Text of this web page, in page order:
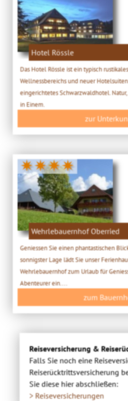
Hotel Rössle
Das Hotel Rössle ist ein typisch
Wellnessbereichs und neuer
eingerichtetes Schwarzwaldhotel.
in Einem.
zur
✷✷✷✷
Wehrlebauernhof Oberried
Geniessen Sie einen phantastischen
sonnigster Lage lädt Sie unser
Wehrlebauernhof zum Urlaub für
Abenteurer ein....
zum
Reiseversicherung &
Falls Sie noch eine
Reiserücktrittsversicherung
Sie diese hier abschließen:
> Reiseversicherungen